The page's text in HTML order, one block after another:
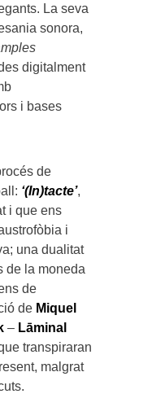
La seva
sonora,
digitalment
i bases
de
‘(In)tacte’,
i que ens
i
una dualitat
de la moneda
de
de Miquel
– Lāminal
transpiraran
malgrat